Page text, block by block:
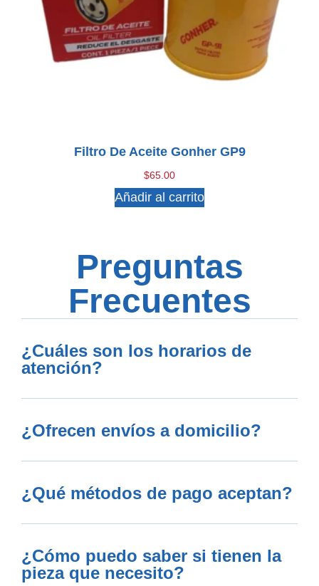
Filtro De Aceite Gonher GP9
$65.00
Añadir al carrito
Preguntas
Frecuentes
¿Cuáles son los horarios de
atención?
¿Ofrecen envíos a domicilio?
¿Qué métodos de pago aceptan?
¿Cómo puedo saber si tienen la
pieza que necesito?